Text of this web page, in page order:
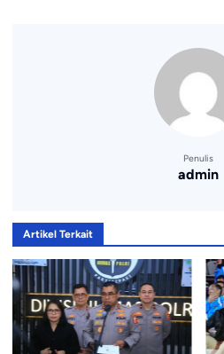
Penulis
admin
Artikel Terkait